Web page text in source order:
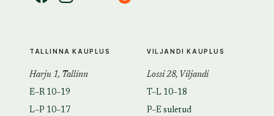
TALLINNA KAUPLUS
Harju 1, Tallinn
E–R 10–19
L–P 10–17
VILJANDI KAUPLUS
Lossi 28, Viljandi
T–L 10–18
P–E suletud